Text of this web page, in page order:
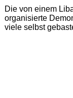
Die von einem
organisierte
viele selbst